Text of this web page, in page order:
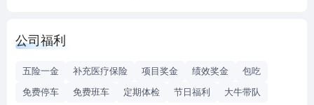
生活设备配套齐全。在全国32个省、市、自治区设立有分支
重点高新技术企业、***专精特新重点“小巨人”企业，以博士后
公司福利
五险一金 补充医疗保险 项目奖金 绩效奖金
包吃
免费停车
免费班车 定期体检 节日福利 大牛带队